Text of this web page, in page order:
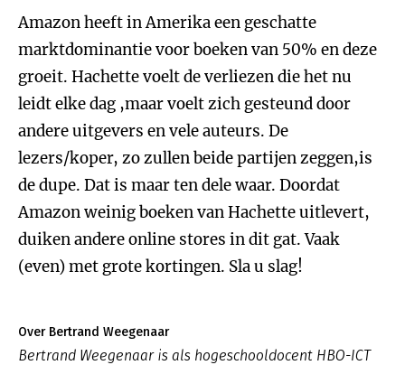
Amazon heeft in Amerika een geschatte
marktdominantie voor boeken van 50% en deze
groeit. Hachette voelt de verliezen die het nu
leidt elke dag ,maar voelt zich gesteund door
andere uitgevers en vele auteurs. De
lezers/koper, zo zullen beide partijen zeggen,is
de dupe. Dat is maar ten dele waar. Doordat
Amazon weinig boeken van Hachette uitlevert,
duiken andere online stores in dit gat. Vaak
(even) met grote kortingen. Sla u slag!
Over Bertrand Weegenaar
Bertrand Weegenaar is als hogeschooldocent HBO-ICT